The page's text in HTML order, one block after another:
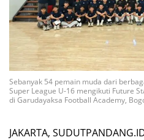
Sebanyak 54 pemain muda dari
Super League U-16 mengikuti Future
di Garudayaksa Football Academy,
JAKARTA,